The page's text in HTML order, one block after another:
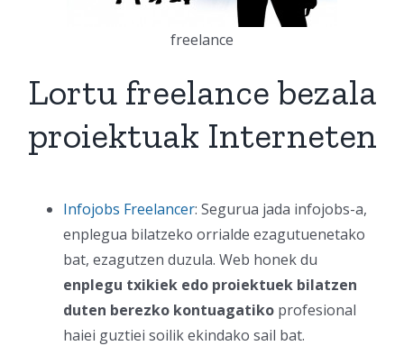
freelance
Lortu freelance bezala
proiektuak Interneten
Infojobs Freelancer: Segurua jada infojobs-a,
enplegua bilatzeko orrialde ezagutuenetako
bat, ezagutzen duzula. Web honek du
enplegu txikiek edo proiektuek bilatzen
duten berezko kontuagatiko profesional
haiei guztiei soilik ekindako sail bat.